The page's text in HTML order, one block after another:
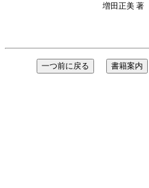
増田正美 著